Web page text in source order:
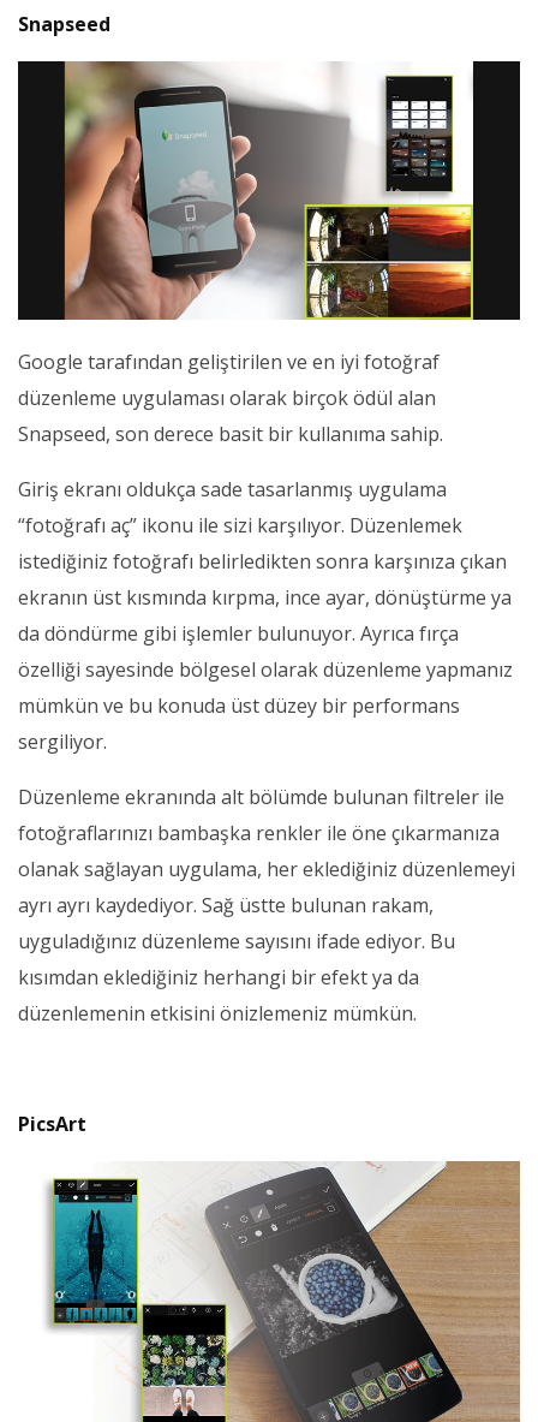
Snapseed
Google tarafından geliştirilen ve en iyi fotoğraf
düzenleme uygulaması olarak birçok ödül alan
Snapseed, son derece basit bir kullanıma sahip.
Giriş ekranı oldukça sade tasarlanmış uygulama
“fotoğrafı aç” ikonu ile sizi karşılıyor. Düzenlemek
istediğiniz fotoğrafı belirledikten sonra karşınıza çıkan
ekranın üst kısmında kırpma, ince ayar, dönüştürme ya
da döndürme gibi işlemler bulunuyor. Ayrıca fırça
özelliği sayesinde bölgesel olarak düzenleme yapmanız
mümkün ve bu konuda üst düzey bir performans
sergiliyor.
Düzenleme ekranında alt bölümde bulunan filtreler ile
fotoğraflarınızı bambaşka renkler ile öne çıkarmanıza
olanak sağlayan uygulama, her eklediğiniz düzenlemeyi
ayrı ayrı kaydediyor. Sağ üstte bulunan rakam,
uyguladığınız düzenleme sayısını ifade ediyor. Bu
kısımdan eklediğiniz herhangi bir efekt ya da
düzenlemenin etkisini önizlemeniz mümkün.
PicsArt